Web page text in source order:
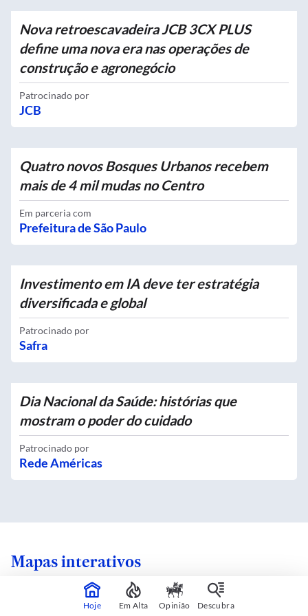
Nova retroescavadeira JCB 3CX PLUS
define uma nova era nas operações de
construção e agronegócio
Patrocinado por
JCB
Quatro novos Bosques Urbanos recebem
mais de 4 mil mudas no Centro
Em parceria com
Prefeitura de São Paulo
Investimento em IA deve ter estratégia
diversificada e global
Patrocinado por
Safra
Dia Nacional da Saúde: histórias que
mostram o poder do cuidado
Patrocinado por
Rede Américas
Mapas interativos
Hoje Em Alta Opinião Descubra